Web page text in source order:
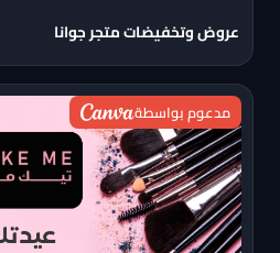
عروض وتخفيضات متجر جوانا
مدعوم بواسطة